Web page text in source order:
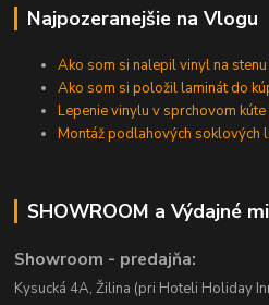
Najpozeranejšie na Vlogu
Ako som si nalepil vinyl na stenu
Ako som si položil laminát do
Lepenie vinylu v sprchovom kúte
Montáž podlahových soklových
SHOWROOM a Výdajné
Showroom - predajňa:
Kysucká 4A, Žilina (pri Hoteli Holiday